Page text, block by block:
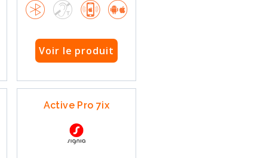
Voir le produit
Active Pro 7ix